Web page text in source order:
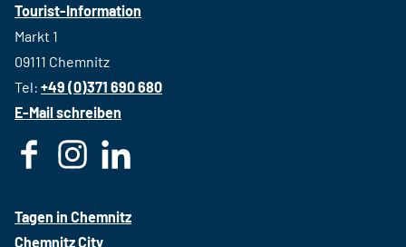
Tourist-Information
Markt 1
09111 Chemnitz
Tel: +49 (0)371 690 680
E-Mail schreiben
e
t
k
Tagen in Chemnitz
Chemnitz City